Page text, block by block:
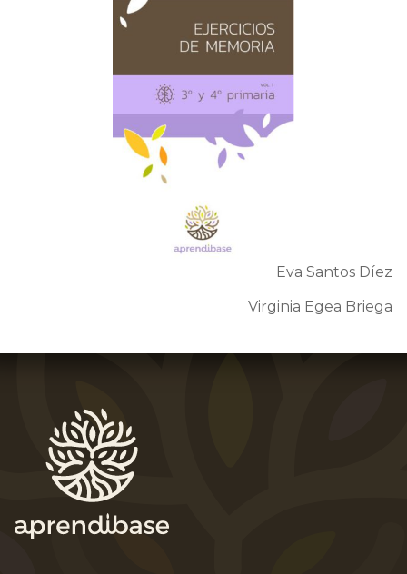
Eva Santos Díez
Virginia Egea Briega